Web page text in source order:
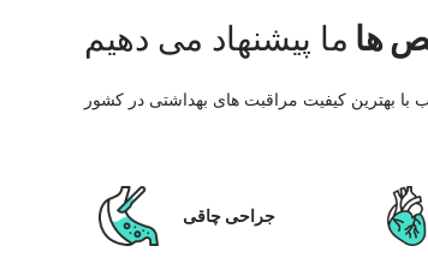
ها ما پیشنهاد می دهیم
جراحی چاقی